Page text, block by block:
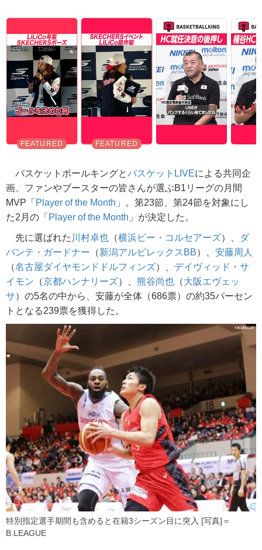
バスケットボールキングとバスケットLIVEによる共同企
画、ファンやブースターの皆さんが選ぶB1リーグの月間
MVP「 Player of the Month 」。第23節、第24節を対象にし
た2月の「 Player of the Month 」が決定した。
先に選ばれた 川村卓也 （横浜ビー・コルセアーズ）、
ダ
バンテ・ガードナー （新潟アルビレックスBB）、 安藤周人
（名古屋ダイヤモンドドルフィンズ）、 デイヴィッド・サ
イモン （京都ハンナリーズ）、 熊谷尚也 （大阪エヴェッ
サ）の5名の中から、安藤が全体（686票）の約35パーセン
トとなる239票を獲得した。
特別指定選手期間も含めると在籍3シーズン目に突入 [写真]＝
B.LEAGUE